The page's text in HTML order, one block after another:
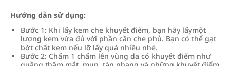
Hướng dẫn sử dụng:
Bước 1: Khi lấy kem che khuyết điểm, bạn hãy lấymột
lượng kem vừa đủ với phần cần che phủ. Bạn có thể gạt
bớt chất kem nếu lỡ lấy quá nhiều nhé.
Bước 2: Chấm 1 chấm lên vùng da có khuyết điểm như